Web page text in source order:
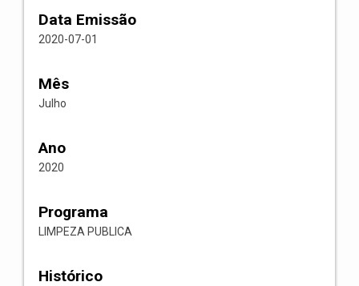
Data Emissão
2020-07-01
Mês
Julho
Ano
2020
Programa
LIMPEZA PUBLICA
Histórico